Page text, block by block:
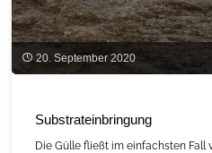
20. September 2020
Substrateinbringung
Die Gülle fließt im einfachsten Fall